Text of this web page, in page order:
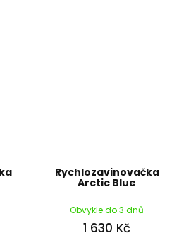
Rychlozavinovačka
Arctic Blue
Obvykle do 3 dnů
1 630 Kč